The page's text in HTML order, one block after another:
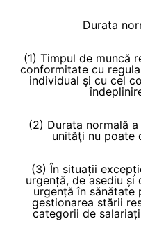
Durata
(1) Timpul de muncă
conformitate cu
individual şi cu cel
(2) Durata normală
unităţi nu poate
(3) În situații
urgență, de asediu
urgență în
gestionarea stării
categorii de